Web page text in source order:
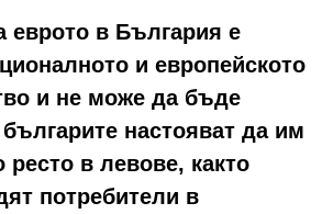
еврото в България е
и европейското
и не може да бъде
настояват да им
в левове, както
потребители в